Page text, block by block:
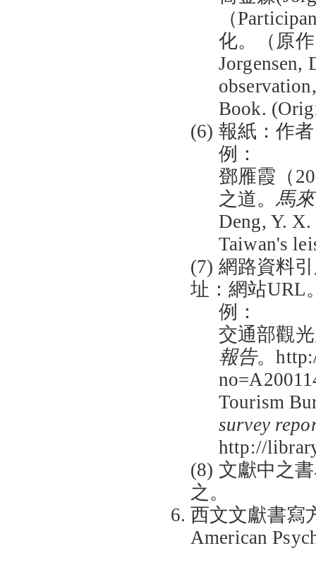
（
化。（原
Jorgensen,
Book.
(6) 報紙：作
例：
鄧雁霞（
之道。馬
Deng, Y.
Taiwan's
(7) 網路資料
址：網站URL
例：
交通部觀
報告。
Tourism
survey
http://
(8) 文獻中之
之。
西文文獻書寫
American